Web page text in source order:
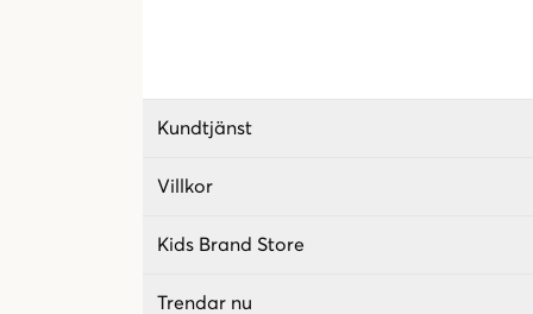
Kundtjänst
Villkor
Kids Brand Store
Trendar nu